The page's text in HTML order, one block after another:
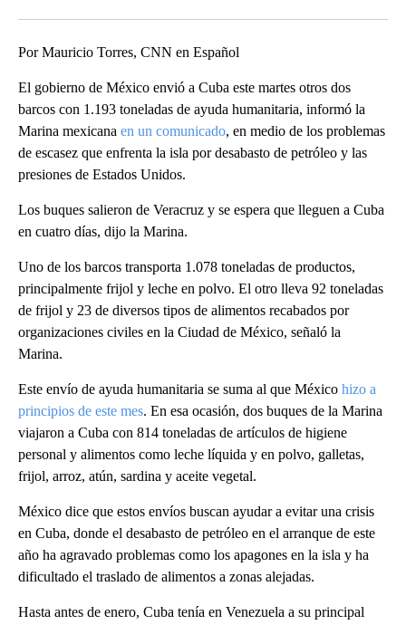
Por Mauricio Torres, CNN en Español
El gobierno de México envió a Cuba este martes otros dos
barcos con 1.193 toneladas de ayuda humanitaria, informó la
Marina mexicana en un comunicado, en medio de los problemas
de escasez que enfrenta la isla por desabasto de petróleo y las
presiones de Estados Unidos.
Los buques salieron de Veracruz y se espera que lleguen a Cuba
en cuatro días, dijo la Marina.
Uno de los barcos transporta 1.078 toneladas de productos,
principalmente frijol y leche en polvo. El otro lleva 92 toneladas
de frijol y 23 de diversos tipos de alimentos recabados por
organizaciones civiles en la Ciudad de México, señaló la
Marina.
Este envío de ayuda humanitaria se suma al que México hizo a
principios de este mes. En esa ocasión, dos buques de la Marina
viajaron a Cuba con 814 toneladas de artículos de higiene
personal y alimentos como leche líquida y en polvo, galletas,
frijol, arroz, atún, sardina y aceite vegetal.
México dice que estos envíos buscan ayudar a evitar una crisis
en Cuba, donde el desabasto de petróleo en el arranque de este
año ha agravado problemas como los apagones en la isla y ha
dificultado el traslado de alimentos a zonas alejadas.
Hasta antes de enero, Cuba tenía en Venezuela a su principal